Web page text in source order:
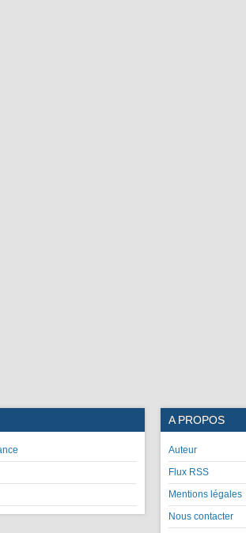
A PROPOS
Auteur
Flux RSS
Mentions légales
Nous contacter